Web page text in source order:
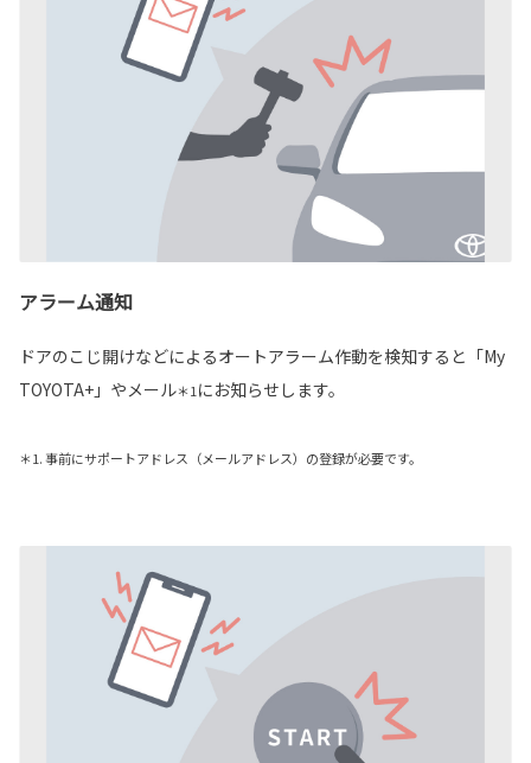
アラーム通知
ドアのこじ開けなどによるオートアラーム作動を検知すると「My
TOYOTA+」やメール＊1にお知らせします。
＊1. 事前にサポートアドレス（メールアドレス）の登録が必要です。